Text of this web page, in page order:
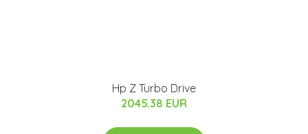
Hp Z Turbo Drive
2045.38 EUR